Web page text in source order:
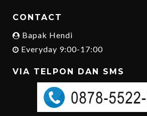
CONTACT
Bapak Hendi
Everyday 9:00-17:00
VIA TELPON DAN SMS